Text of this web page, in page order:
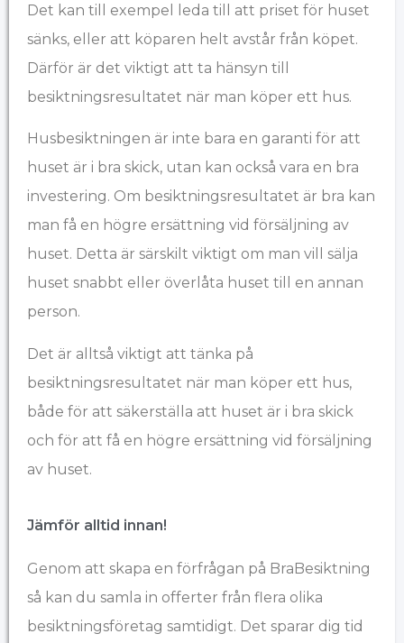
Det kan till exempel leda till att priset för huset
sänks, eller att köparen helt avstår från köpet.
Därför är det viktigt att ta hänsyn till
besiktningsresultatet när man köper ett hus.
Husbesiktningen är inte bara en garanti för att
huset är i bra skick, utan kan också vara en bra
investering. Om besiktningsresultatet är bra kan
man få en högre ersättning vid försäljning av
huset. Detta är särskilt viktigt om man vill sälja
huset snabbt eller överlåta huset till en annan
person.
Det är alltså viktigt att tänka på
besiktningsresultatet när man köper ett hus,
både för att säkerställa att huset är i bra skick
och för att få en högre ersättning vid försäljning
av huset.
Jämför alltid innan!
Genom att skapa en förfrågan på BraBesiktning
så kan du samla in offerter från flera olika
besiktningsföretag samtidigt. Det sparar dig tid